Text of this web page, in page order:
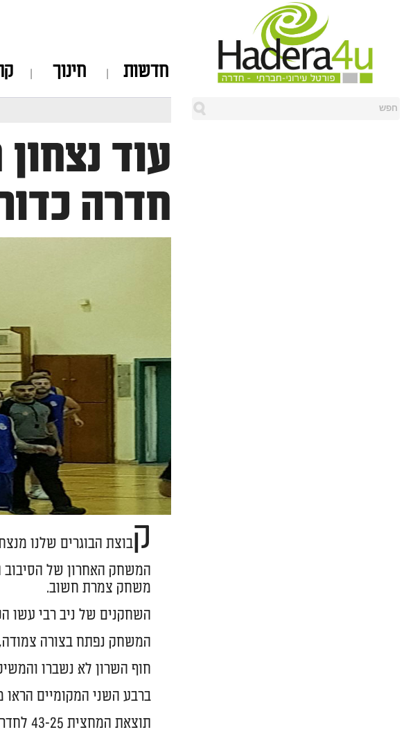
חדשות חינוך
עוד
חדרה
קבוצת הבוגרים שלנו
המשחק האחרון של הסיבוב
משחק צמרת חשוב.
השחקנים של ניב רבי עשו
המשחק נפתח בצורה צמודה,
חוף השרון לא נשברו
ברבע השני המקומיים הראו
תוצאת המחצית 43-25 לחדרה.